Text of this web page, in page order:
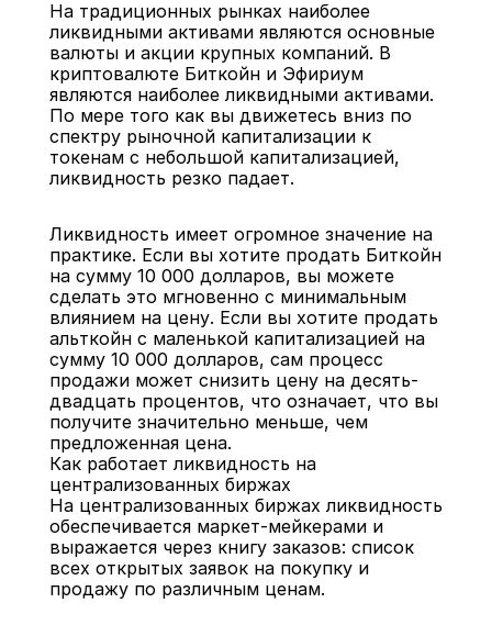
На традиционных рынках наиболее
ликвидными активами являются основные
валюты и акции крупных компаний. В
криптовалюте Биткойн и Эфириум
являются наиболее ликвидными активами.
По мере того как вы движетесь вниз по
спектру рыночной капитализации к
токенам с небольшой капитализацией,
ликвидность резко падает.
Ликвидность имеет огромное значение на
практике. Если вы хотите продать Биткойн
на сумму 10 000 долларов, вы можете
сделать это мгновенно с минимальным
влиянием на цену. Если вы хотите продать
альткойн с маленькой капитализацией на
сумму 10 000 долларов, сам процесс
продажи может снизить цену на десять-
двадцать процентов, что означает, что вы
получите значительно меньше, чем
предложенная цена.
Как работает ликвидность на
централизованных биржах
На централизованных биржах ликвидность
обеспечивается маркет-мейкерами и
выражается через книгу заказов: список
всех открытых заявок на покупку и
продажу по различным ценам.